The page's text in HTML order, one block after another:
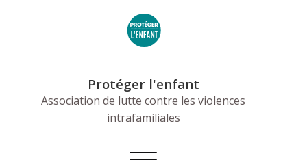
Protéger l'enfant
Association de lutte contre les violences
intrafamiliales
Afficher/masquer